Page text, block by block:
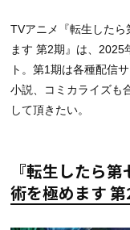
TVアニメ『転生した
ます 第2期』は、2025
ト。第1期は各種配信
小説、コミカライズも
して頂きたい。
『転生したら
術を極めます